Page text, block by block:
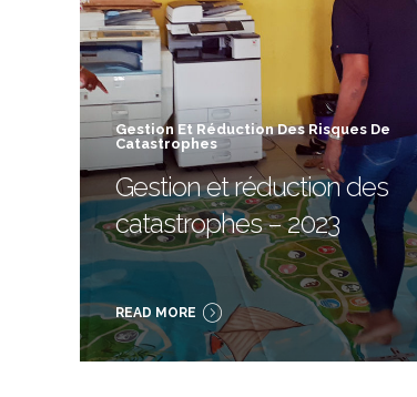
Gestion Et Réduction Des Risques De
Catastrophes
Gestion et réduction des
catastrophes – 2023
READ MORE